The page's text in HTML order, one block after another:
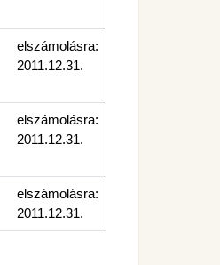
elszámolásra:
2011.12.31.
elszámolásra:
2011.12.31.
elszámolásra:
2011.12.31.